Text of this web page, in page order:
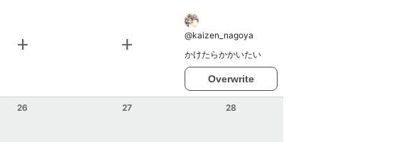
add add @kaizen_nagoya
かけたらかかいたい
Overwrite
26 27 28